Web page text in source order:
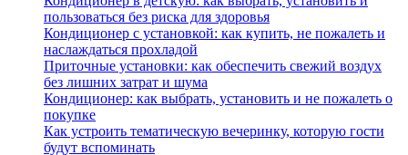
пользоваться без риска для здоровья
Кондиционер с установкой: как купить, не пожалеть и
наслаждаться прохладой
Приточные установки: как обеспечить свежий воздух
без лишних затрат и шума
Кондиционер: как выбрать, установить и не пожалеть о
покупке
Как устроить тематическую вечеринку, которую гости
будут вспоминать